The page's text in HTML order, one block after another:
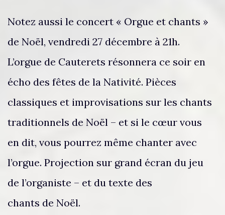
Notez aussi le concert « Orgue et chants »
de Noël, vendredi 27 décembre à 21h.
L’orgue de Cauterets résonnera ce soir en
écho des fêtes de la Nativité. Pièces
classiques et improvisations sur les chants
traditionnels de Noël – et si le cœur vous
en dit, vous pourrez même chanter avec
l’orgue. Projection sur grand écran du jeu
de l’organiste – et du texte des
chants de Noël.